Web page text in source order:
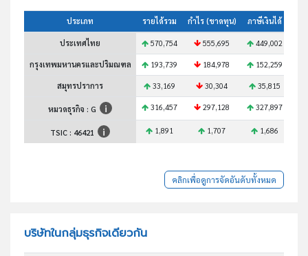
ประเภท รายได้รวม กำไร (ขาดทุน) ภาษีเงินได้
ประเทศไทย 570,754 555,695 449,002
กรุงเทพมหานครและปริมณฑล 193,739 184,978 152,259
สมุทรปราการ 33,169 30,304 35,815
หมวดธุรกิจ : G 316,457 297,128 327,897
TSIC : 46421 1,891 1,707 1,686
คลิกเพื่อดูการจัดอันดับทั้งหมด
บริษัทในกลุ่มธุรกิจเดียวกัน